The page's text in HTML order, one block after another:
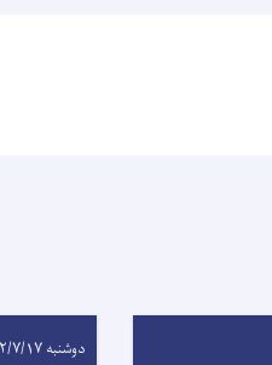
دوشنبه ۱۴۰۲/۷/۱۷ - ۸:۴۲